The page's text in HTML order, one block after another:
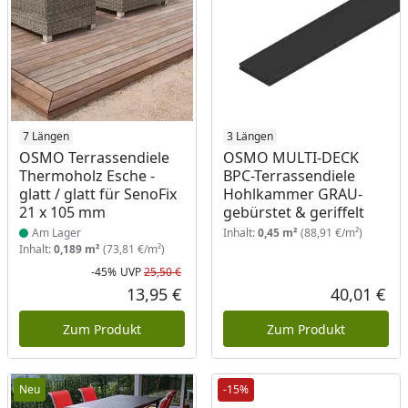
7 Längen
OSMO Terrassendiele
Thermoholz Esche -
glatt / glatt für SenoFix
21 x 105 mm
Produkt am Lager
Am Lager
Inhalt:0,189 m² (73,81 €/m²)
Rabatt in Prozent
-45%
Ursprünglicher Preis
UVP25,50 €
Aktueller Preis
13,95 €
Zum Produkt
3 Längen
OSMO MULTI-DECK
BPC-Terrassendiele
Hohlkammer GRAU-
gebürstet & geriffelt
Inhalt:0,45 m² (88,91 €/m²)
40,01 €
Zum Produkt
Neu -15%